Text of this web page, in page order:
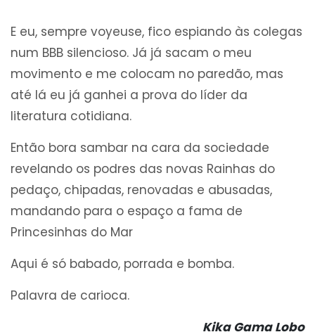
E eu, sempre voyeuse, fico espiando às colegas
num BBB silencioso. Já já sacam o meu
movimento e me colocam no paredão, mas
até lá eu já ganhei a prova do líder da
literatura cotidiana.
Então bora sambar na cara da sociedade
revelando os podres das novas Rainhas do
pedaço, chipadas, renovadas e abusadas,
mandando para o espaço a fama de
Princesinhas do Mar
Aqui é só babado, porrada e bomba.
Palavra de carioca.
Kika Gama Lobo